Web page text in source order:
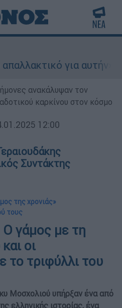
για αυτήν»: Τι
ανακάλυψαν τον
καρκίνου στον κόσμο
12:00
Συντάκτης
της χρονιάς»
τους
γάμος με τη
οι
το τριφύλλι του
Μοσχολιού υπήρξαν ένα από
ελληνικής ιστορίας, ένα